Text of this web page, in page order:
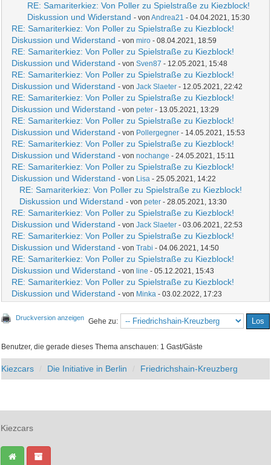
RE: Samariterkiez: Von Poller zu Spielstraße zu Kiezblock!
Diskussion und Widerstand - vonAndrea21 - 04.04.2021, 15:30
RE: Samariterkiez: Von Poller zu Spielstraße zu Kiezblock!
Diskussion und Widerstand - vonmiro - 08.04.2021, 18:59
RE: Samariterkiez: Von Poller zu Spielstraße zu Kiezblock!
Diskussion und Widerstand - vonSven87 - 12.05.2021, 15:48
RE: Samariterkiez: Von Poller zu Spielstraße zu Kiezblock!
Diskussion und Widerstand - vonJack Slaeter - 12.05.2021, 22:42
RE: Samariterkiez: Von Poller zu Spielstraße zu Kiezblock!
Diskussion und Widerstand - vonpeter - 13.05.2021, 13:29
RE: Samariterkiez: Von Poller zu Spielstraße zu Kiezblock!
Diskussion und Widerstand - von Pollergegner - 14.05.2021, 15:53
RE: Samariterkiez: Von Poller zu Spielstraße zu Kiezblock!
Diskussion und Widerstand - vonnochange - 24.05.2021, 15:11
RE: Samariterkiez: Von Poller zu Spielstraße zu Kiezblock!
Diskussion und Widerstand - von Lisa - 25.05.2021, 14:22
RE: Samariterkiez: Von Poller zu Spielstraße zu Kiezblock!
Diskussion und Widerstand - vonpeter - 28.05.2021, 13:30
RE: Samariterkiez: Von Poller zu Spielstraße zu Kiezblock!
Diskussion und Widerstand - vonJack Slaeter - 03.06.2021, 22:53
RE: Samariterkiez: Von Poller zu Spielstraße zu Kiezblock!
Diskussion und Widerstand - vonTrabi - 04.06.2021, 14:50
RE: Samariterkiez: Von Poller zu Spielstraße zu Kiezblock!
Diskussion und Widerstand - von line - 05.12.2021, 15:43
RE: Samariterkiez: Von Poller zu Spielstraße zu Kiezblock!
Diskussion und Widerstand - von Minka - 03.02.2022, 17:23
Druckversion anzeigen Gehe zu:
Benutzer, die gerade dieses Thema anschauen: 1 Gast/Gäste
Kiezcars Die Initiative in Berlin Friedrichshain-Kreuzberg
Kiezcars